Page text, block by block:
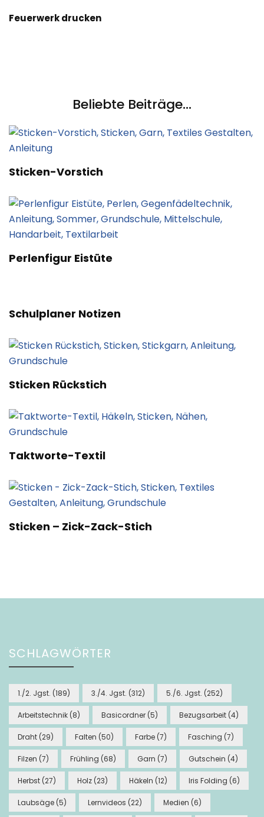
Feuerwerk drucken
Beliebte Beiträge...
Sticken-Vorstich
Perlenfigur Eistüte
Schulplaner Notizen
Sticken Rückstich
Taktworte-Textil
Sticken – Zick-Zack-Stich
SCHLAGWÖRTER
1./2. Jgst. (189) 3./4. Jgst. (312) 5./6. Jgst. (252)
Arbeitstechnik (8) Basicordner (5) Bezugsarbeit (4)
Draht (29) Falten (50) Farbe (7) Fasching (7)
Filzen (7) Frühling (68) Garn (7) Gutschein (4)
Herbst (27) Holz (23) Häkeln (12) Iris Folding (6)
Laubsäge (5) Lernvideos (22) Medien (6)